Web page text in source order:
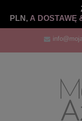
PLN, A DOSTAWĘ